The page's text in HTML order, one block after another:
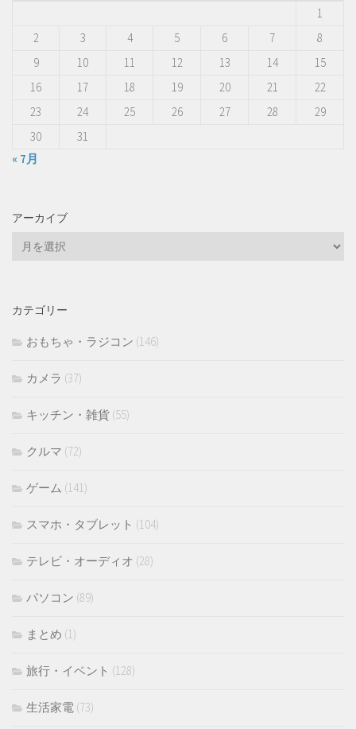
1
2
3 4 5 6 7
8
9
10 11 12 13 14
15
16
17 18 19 20 21
22
23
24 25 26 27 28
29
30
31
« 7月
アーカイブ
ブ
カテゴリー
おもちゃ・ラジコン (146)
カメラ (37)
キッチン・雑貨 (55)
クルマ (72)
ゲーム (141)
スマホ・タブレット (104)
テレビ・オーディオ (28)
パソコン (89)
まとめ (1)
旅行・イベント (128)
生活家電 (73)